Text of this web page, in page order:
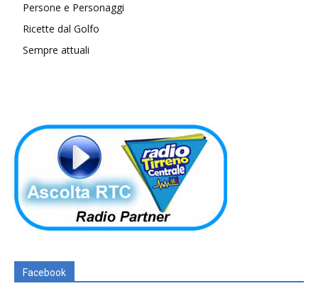
Persone e Personaggi
Ricette dal Golfo
Sempre attuali
Facebook